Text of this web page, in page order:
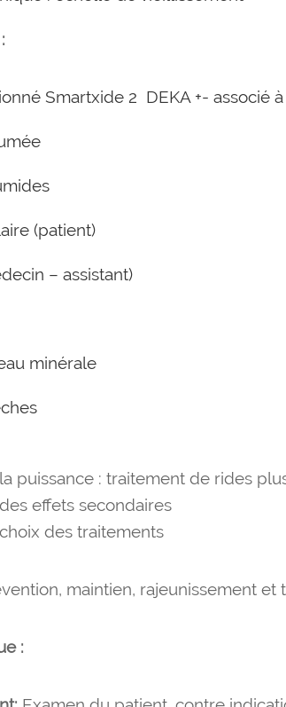
Smartxide 2 DEKA +- associé
(patient)
– assistant)
minérale
puissance : traitement de rides
effets secondaires
des traitements
maintien, rajeunissement
: